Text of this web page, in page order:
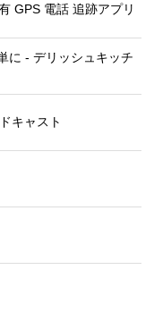
GPS 電話 追跡アプリ
に - デリッシュキッチ
キャスト